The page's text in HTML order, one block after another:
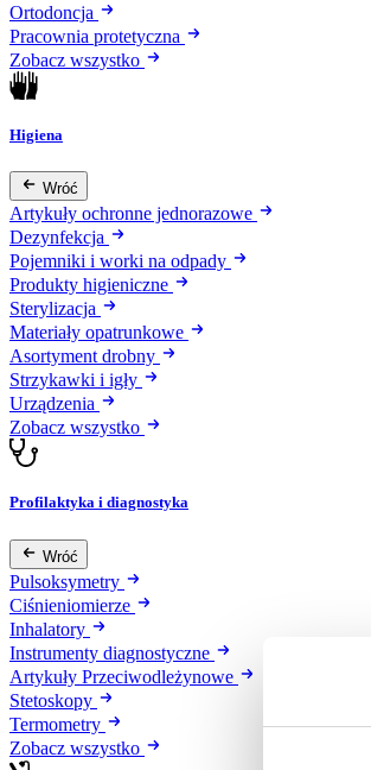
Ortodoncja
Pracownia protetyczna
Zobacz wszystko
Higiena
Wróć
Artykuły ochronne jednorazowe
Dezynfekcja
Pojemniki i worki na odpady
Produkty higieniczne
Sterylizacja
Materiały opatrunkowe
Asortyment drobny
Strzykawki i igły
Urządzenia
Zobacz wszystko
Profilaktyka i diagnostyka
Wróć
Pulsoksymetry
Ciśnieniomierze
Inhalatory
Instrumenty diagnostyczne
Artykuły Przeciwodleżynowe
Stetoskopy
Termometry
Zobacz wszystko